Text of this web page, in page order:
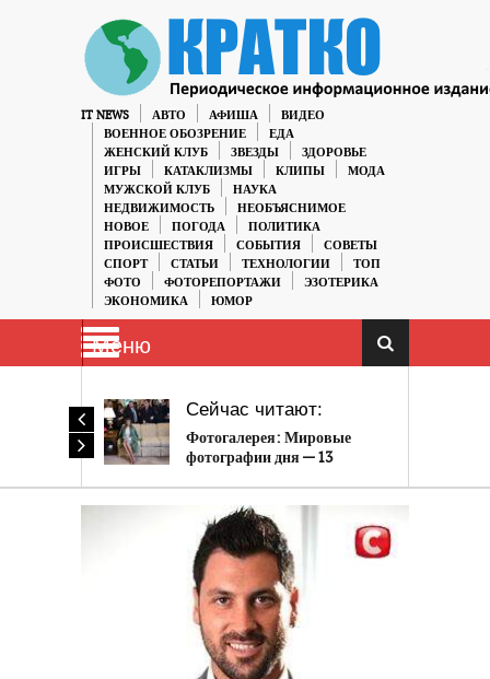
IT NEWS АВТО АФИША
ВИДЕО
ВОЕННОЕ ОБОЗРЕНИЕ
ЕДА
ЖЕНСКИЙ КЛУБ
ЗВЕЗДЫ
ЗДОРОВЬЕ
ИГРЫ
КАТАКЛИЗМЫ КЛИПЫ
МОДА
МУЖСКОЙ КЛУБ
НАУКА
НЕДВИЖИМОСТЬ
НЕОБЪЯСНИМОЕ
НОВОЕ
ПОГОДА
ПОЛИТИКА
ПРОИСШЕСТВИЯ
СОБЫТИЯ
СОВЕТЫ
СПОРТ
СТАТЬИ ТЕХНОЛОГИИ
ТОП
ФОТО
ФОТОРЕПОРТАЖИ
ЭЗОТЕРИКА
ЭКОНОМИКА
ЮМОР
Меню
Сейчас читают:
Фотогалерея: Мировые
фотографии дня — 13